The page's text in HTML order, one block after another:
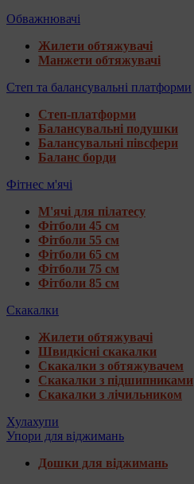
Обважнювачі
Жилети обтяжувачі
Манжети обтяжувачі
Степ та балансувальні платформи
Степ-платформи
Балансувальні подушки
Балансувальні півсфери
Баланс борди
Фітнес м'ячі
М'ячі для пілатесу
Фітболи 45 см
Фітболи 55 см
Фітболи 65 см
Фітболи 75 см
Фітболи 85 см
Скакалки
Жилети обтяжувачі
Швидкісні скакалки
Скакалки з обтяжувачем
Скакалки з підшипниками
Скакалки з лічильником
Хулахупи
Упори для віджимань
Дошки для віджимань